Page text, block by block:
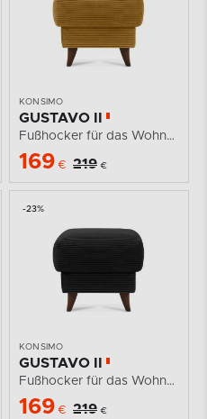
KONSIMO
GUSTAVO II
Fußhocker für das Wohnzimmer mit Stauraum Kordstoff...
169 € 219 €
-23%
KONSIMO
GUSTAVO II
Fußhocker für das Wohnzimmer mit Stauraum aus...
169 € 219 €